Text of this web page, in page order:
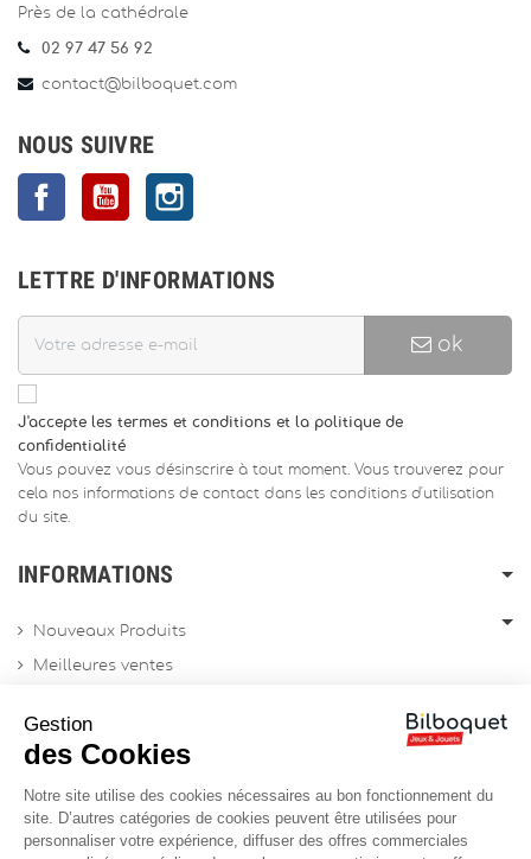
Près de la cathédrale
02 97 47 56 92
contact@bilboquet.com
NOUS SUIVRE
FacebookYouTube
LETTRE D'INFORMATIONS
ok
J'accepte les termes et conditions et la politique de
confidentialité
Vous pouvez vous désinscrire à tout moment. Vous trouverez pour
cela nos informations de contact dans les conditions d'utilisation
du site.
INFORMATIONS
Nouveaux Produits
Meilleures ventes
Archives produits
Contactez-nous
Gestion
des Cookies
Notre site utilise des cookies nécessaires au bon fonctionnement du
site. D’autres catégories de cookies peuvent être utilisées pour
personnaliser votre expérience, diffuser des offres commerciales